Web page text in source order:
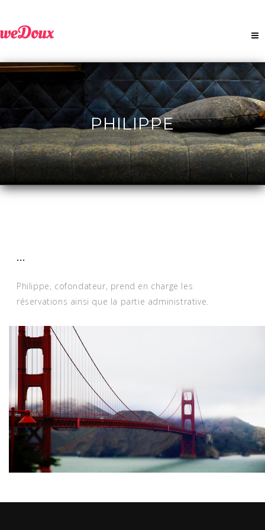
PHILIPPE
...
Philippe, cofondateur, prend en charge les
réservations ainsi que la partie administrative.